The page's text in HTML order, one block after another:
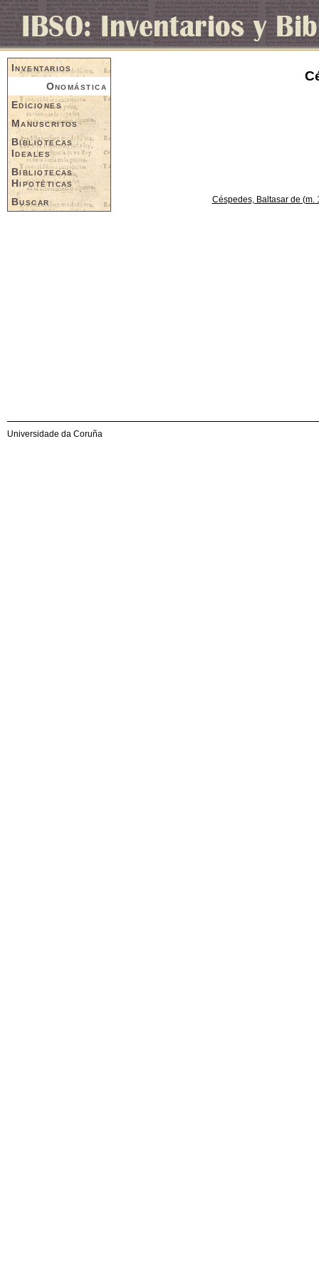
Inventarios
Onomástica
Ediciones
Manuscritos
Bibliotecas
Ideales
Bibliotecas
Hipotéticas
Buscar
Céspedes, Baltasar de (m.
Universidade da Coruña